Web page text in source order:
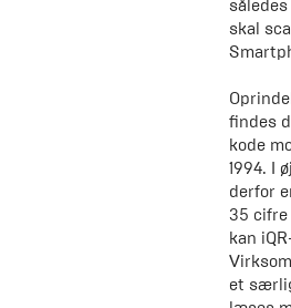
skal
findes
kode
1994. I
derfor
35
kan
et